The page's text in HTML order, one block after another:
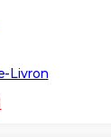
Livron